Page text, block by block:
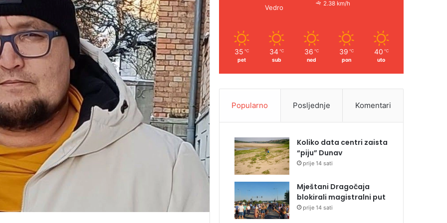
Vedro
2.38 km/h
35 ℃
pet
34 ℃
sub
36 ℃
ned
39 ℃
pon
40 ℃
uto
Popularno Posljednje Komentari
Koliko data centri zaista
“piju” Dunav
prije 14 sati
Mještani Dragočaja
blokirali magistralni put
prije 14 sati